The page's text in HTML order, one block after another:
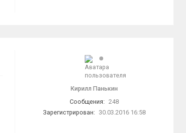
Кирилл Панькин
Сообщения: 248
Зарегистрирован: 30.03.2016 16:58